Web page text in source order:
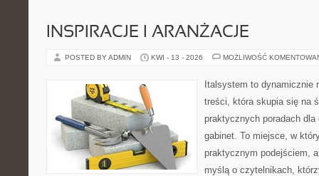
INSPIRACJE I ARANŻACJE
POSTED BY ADMIN KWI - 13 - 2026 MOŻLIWOŚĆ
Italsystem to dynamicznie
treści, która skupia się na
praktycznych poradach
gabinet. To miejsce, w
praktycznym podejściem,
myślą o czytelnikach,